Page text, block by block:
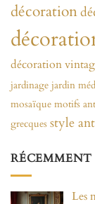
décoration
décoration
jardinage jardin
mosaïque motifs
grecques style
RÉCEMMENT
Les